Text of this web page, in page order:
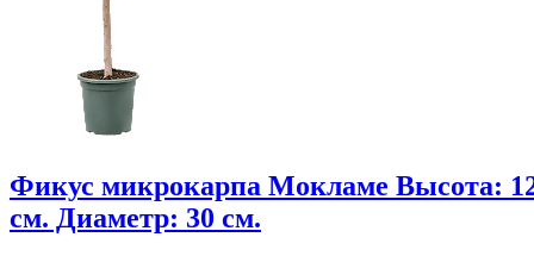
Фикус микрокарпа Мокламе Высота:
см. Диаметр: 30 см.